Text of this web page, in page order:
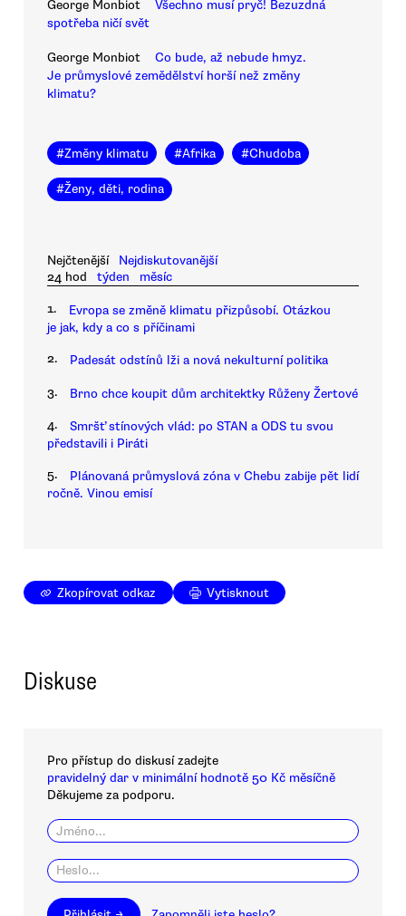
George Monbiot
Všechno musí pryč! Bezuzdná
spotřeba ničí svět
George Monbiot
Co bude, až nebude hmyz.
Je průmyslové zemědělství horší než změny
klimatu?
#Změny klimatu #Afrika #Chudoba
#Ženy, děti, rodina
Nejčtenější
Nejdiskutovanější
24 hod
týden měsíc
1.
Evropa se změně klimatu přizpůsobí. Otázkou
je jak, kdy a co s příčinami
2. Padesát odstínů lži a nová nekulturní politika
3. Brno chce koupit dům architektky Růženy Žertové
4.
Smršť stínových vlád: po STAN a ODS tu svou
představili i Piráti
5.
Plánovaná průmyslová zóna v Chebu zabije pět lidí
ročně. Vinou emisí
Zkopírovat odkaz Vytisknout
Diskuse
Pro přístup do diskusí zadejte
pravidelný dar v minimální hodnotě 50 Kč měsíčně
Děkujeme za podporu.